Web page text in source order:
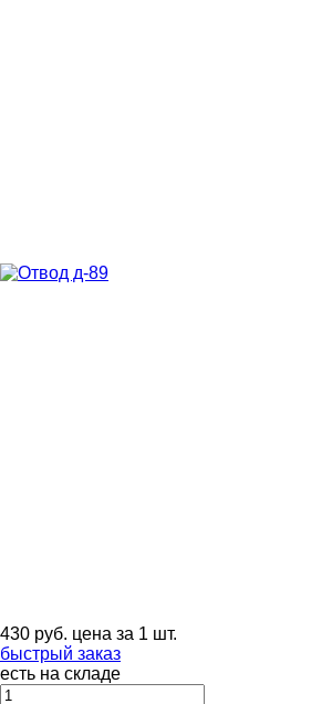
430 руб. цена за 1 шт.
быстрый заказ
есть на складе